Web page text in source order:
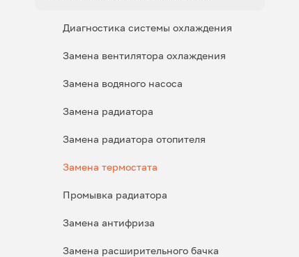
Диагностика системы охлаждения
Замена вентилятора охлаждения
Замена водяного насоса
Замена радиатора
Замена радиатора отопителя
Замена термостата
Промывка радиатора
Замена антифриза
Замена расширительного бачка